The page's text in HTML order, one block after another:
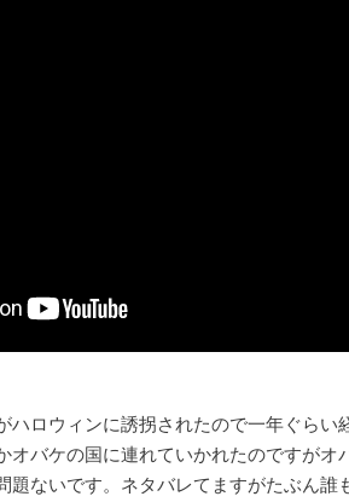
ハロウィンに誘拐されたので一年ぐらい
オバケの国に連れていかれたのですがオ
題ないです。ネタバレてますがたぶん誰